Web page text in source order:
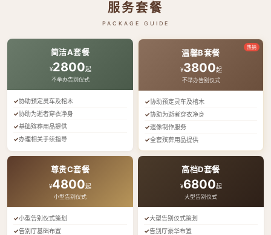
服务套餐
PACKAGE GUIDE
简洁A套餐
¥2800起
不举办告别仪式
协助预定灵车及棺木
协助为逝者穿衣净身
基础殡葬用品提供
办理相关手续指导
热销
温馨B套餐
¥3800起
不举办告别仪式
协助预定灵车及棺木
协助为逝者穿衣净身
遗像制作服务
全套殡葬用品提供
尊贵C套餐
¥4800起
小型告别仪式
小型告别仪式策划
告别厅基础布置
高档D套餐
¥6800起
大型告别仪式
大型告别仪式策划
告别厅豪华布置